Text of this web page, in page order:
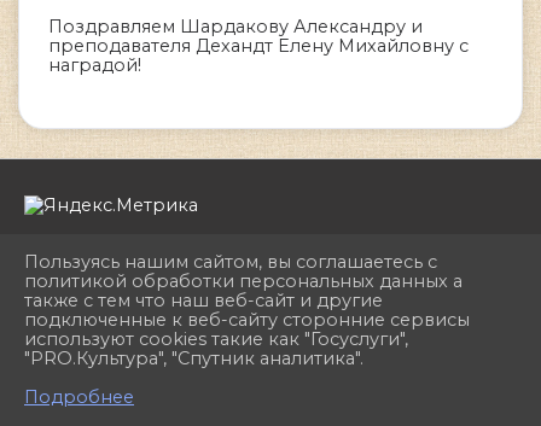
Поздравляем Шардакову Александру и
преподавателя Дехандт Елену Михайловну с
наградой!
2026 г. dhshkemerovo.ru
Вход
Карта сайта
Политика обработки персональных данных
Пользуясь нашим сайтом, вы соглашаетесь с
политикой обработки персональных данных а
также с тем что наш веб-сайт и другие
подключенные к веб-сайту сторонние сервисы
используют cookies такие как "Госуслуги",
"PRO.Культура", "Спутник аналитика".
Подробнее